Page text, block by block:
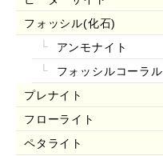
フォッシル(化石)
アンモナイト
フォッシルコーラル
プレナイト
フローライト
ペタライト